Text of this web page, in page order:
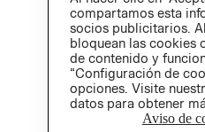
compartamos esta
socios publicitarios.
bloquean las cookies
de contenido y
“Configuración de
opciones. Visite
datos para obtener
Aviso de